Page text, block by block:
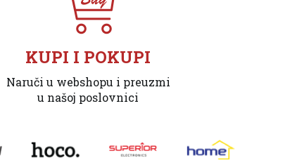
KUPI I POKUPI
Naruči u webshopu i preuzmi
u našoj poslovnici